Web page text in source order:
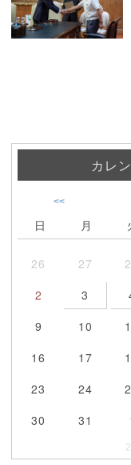
カレ
<<
日 月
26 27
2
3
9
10
16
17
23
24
30
31